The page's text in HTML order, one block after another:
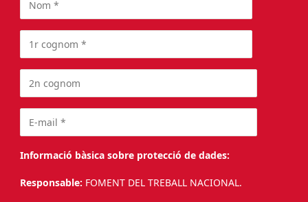
Informació bàsica sobre protecció de dades:
Responsable: FOMENT DEL TREBALL NACIONAL.